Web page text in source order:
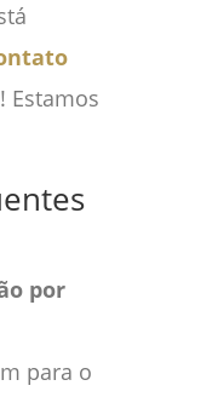
Estamos
por
para o